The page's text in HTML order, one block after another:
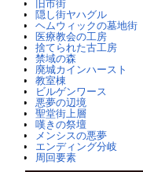
旧市街
隠し街ヤハグル
ヘムウィックの墓地街
医療教会の工房
捨てられた古工房
禁域の森
廃城カインハースト
教室棟
ビルゲンワース
悪夢の辺境
聖堂街上層
嘆きの祭壇
メンシスの悪夢
エンディング分岐
周回要素